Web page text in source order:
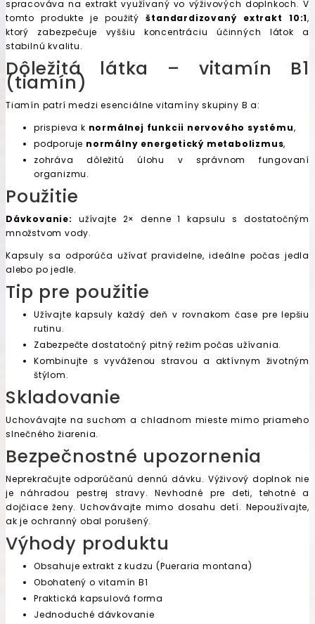
spracováva na extrakt využívaný vo výživových doplnkoch. V
tomto produkte je použitýštandardizovaný extrakt 10:1,
ktorý zabezpečuje vyššiu koncentráciu účinných látok a
stabilnú kvalitu.
Dôležitá látka – vitamín B1
(tiamín)
Tiamín patrí medzi esenciálne vitamíny skupiny B a:
prispieva k normálnej funkcii nervového systému,
podporuje normálny energetický metabolizmus,
zohráva dôležitú úlohu v správnom fungovaní
organizmu.
Použitie
Dávkovanie:
užívajte 2× denne 1 kapsulu s dostatočným
množstvom vody.
Kapsuly sa odporúča užívať pravidelne, ideálne počas jedla
alebo po jedle.
Tip pre použitie
Užívajte kapsuly každý deň v rovnakom čase pre lepšiu
rutinu.
Zabezpečte dostatočný pitný režim počas užívania.
Kombinujte s vyváženou stravou a aktívnym životným
štýlom.
Skladovanie
Uchovávajte na suchom a chladnom mieste mimo priameho
slnečného žiarenia.
Bezpečnostné upozornenia
Neprekračujte odporúčanú dennú dávku. Výživový doplnok nie
je náhradou pestrej stravy. Nevhodné pre deti, tehotné a
dojčiace ženy. Uchovávajte mimo dosahu detí. Nepoužívajte,
ak je ochranný obal porušený.
Výhody produktu
Obsahuje extrakt z kudzu (Pueraria montana)
Obohatený o vitamín B1
Praktická kapsulová forma
Jednoduché dávkovanie